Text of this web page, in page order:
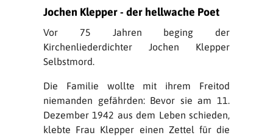
Jochen Klepper - der hellwache Poet
Vor 75 Jahren beging der
Kirchenliederdichter Jochen Klepper
Selbstmord.
Die Familie wollte mit ihrem Freitod
niemanden gefährden: Bevor sie am 11.
Dezember 1942 aus dem Leben schieden,
klebte Frau Klepper einen Zettel für die